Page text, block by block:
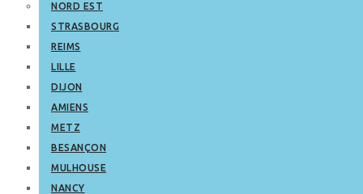
NORD EST
STRASBOURG
REIMS
LILLE
DIJON
AMIENS
METZ
BESANÇON
MULHOUSE
NANCY